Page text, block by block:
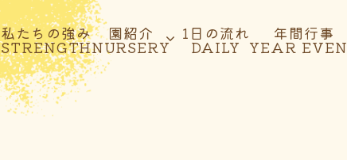
私たちの強み
STRENGTH
園紹介
NURSERY
1日の流れ
DAILY
年間行事
YEAR